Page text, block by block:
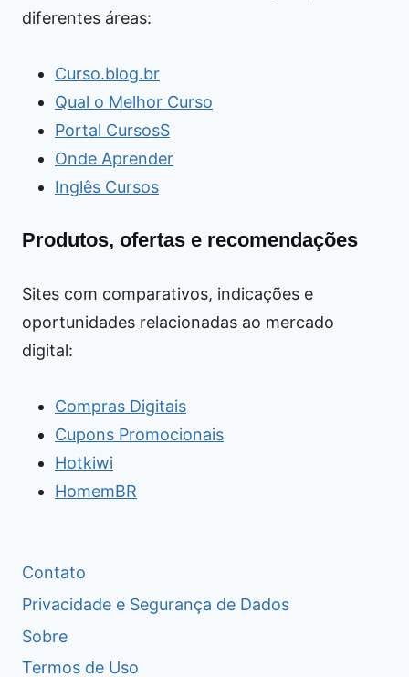
diferentes áreas:
Curso.blog.br
Qual o Melhor Curso
Portal CursosS
Onde Aprender
Inglês Cursos
Produtos, ofertas e recomendações
Sites com comparativos, indicações e
oportunidades relacionadas ao mercado
digital:
Compras Digitais
Cupons Promocionais
Hotkiwi
HomemBR
Contato
Privacidade e Segurança de Dados
Sobre
Termos de Uso